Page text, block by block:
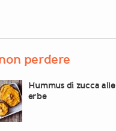
perdere
Hummus di zucca alle
erbe